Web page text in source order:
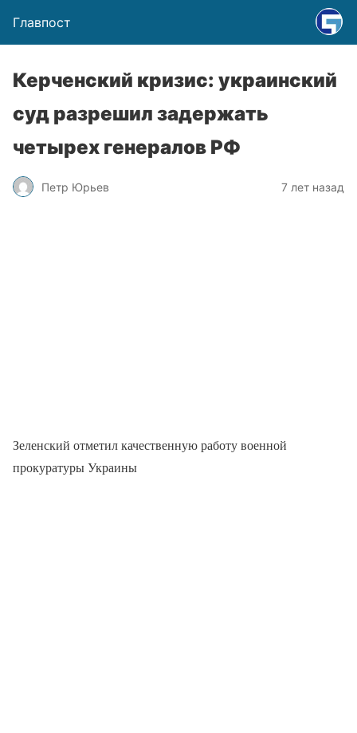
Главпост
Керченский кризис: украинский
суд разрешил задержать
четырех генералов РФ
Петр Юрьев 7 лет назад
Зеленский отметил качественную работу военной
прокуратуры Украины